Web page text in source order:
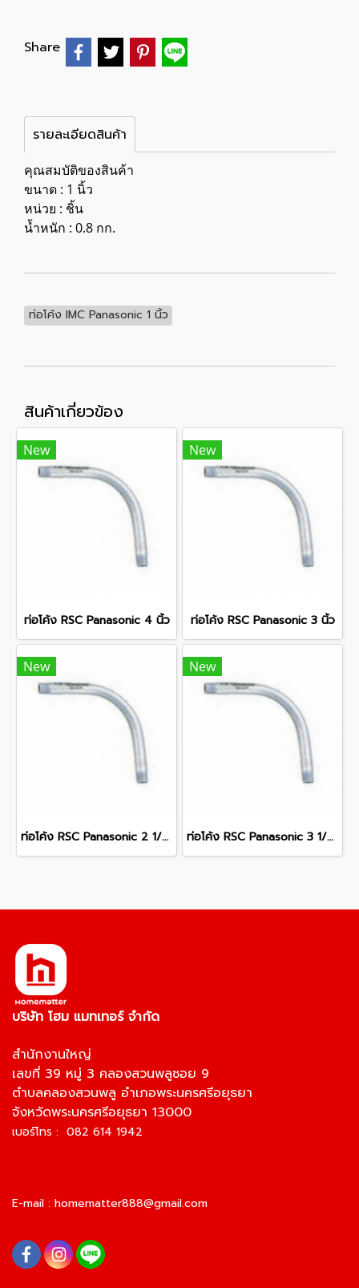
Share
รายละเอียดสินค้า
คุณสมบัติของสินค้า
ขนาด : 1 นิ้ว
หน่วย : ชิ้น
น้ำหนัก : 0.8 กก.
ท่อโค้ง IMC Panasonic 1 นิ้ว
สินค้าเกี่ยวข้อง
New
ท่อโค้ง RSC Panasonic 4 นิ้ว
New
ท่อโค้ง RSC Panasonic 3 นิ้ว
New
ท่อโค้ง RSC Panasonic 2 1/2 นิ้ว
New
ท่อโค้ง RSC Panasonic 3 1/2 นิ้ว
บริษัท โฮม แมทเทอร์ จำกัด
สำนักงานใหญ่
เลขที่ 39 หมู่ 3 คลองสวนพลูซอย 9
ตำบลคลองสวนพลู อำเภอพระนครศรีอยุธยา
จังหวัดพระนครศรีอยุธยา 13000
เบอร์โทร : 082 614 1942
E-mail : homematter888@gmail.com